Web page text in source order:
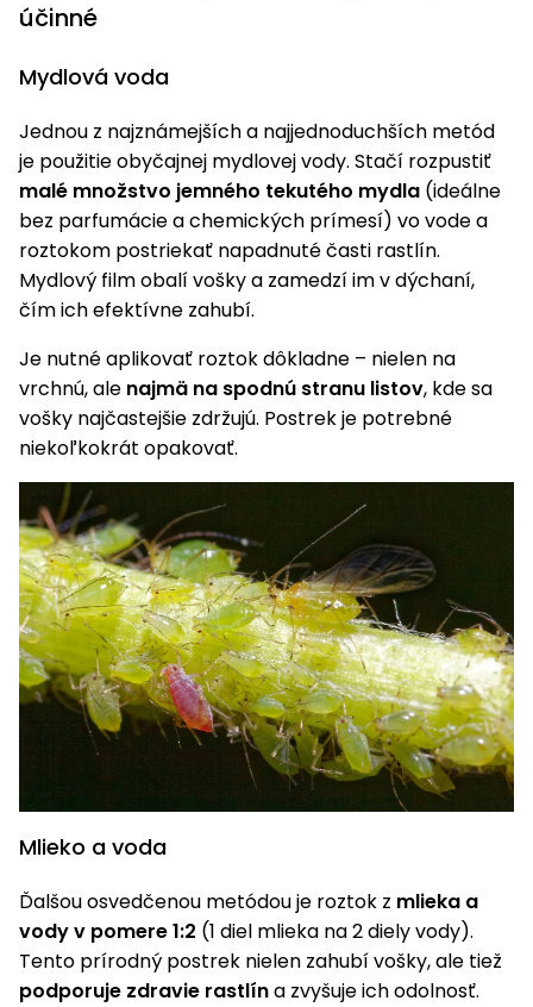
Postrekovače
účinné
Mydlová voda
Jednou z najznámejších a najjednoduchších metód
je použitie obyčajnej mydlovej vody. Stačí rozpustiť
malé množstvo jemného tekutého mydla (ideálne
bez parfumácie a chemických prímesí) vo vode a
roztokom postriekať napadnuté časti rastlín.
Mydlový film obalí vošky a zamedzí im v dýchaní,
čím ich efektívne zahubí.
Je nutné aplikovať roztok dôkladne – nielen na
vrchnú, ale najmä na spodnú stranu listov, kde sa
vošky najčastejšie zdržujú. Postrek je potrebné
niekoľkokrát opakovať.
Mlieko a voda
Ďalšou osvedčenou metódou je roztok z mlieka a
vody v pomere 1:2 (1 diel mlieka na 2 diely vody).
Tento prírodný postrek nielen zahubí vošky, ale tiež
podporuje zdravie rastlína zvyšuje ich odolnosť.